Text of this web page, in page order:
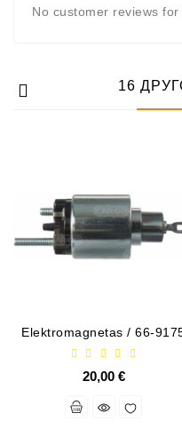
No customer reviews
16
Elektromagnetas / 66-
20,00 €